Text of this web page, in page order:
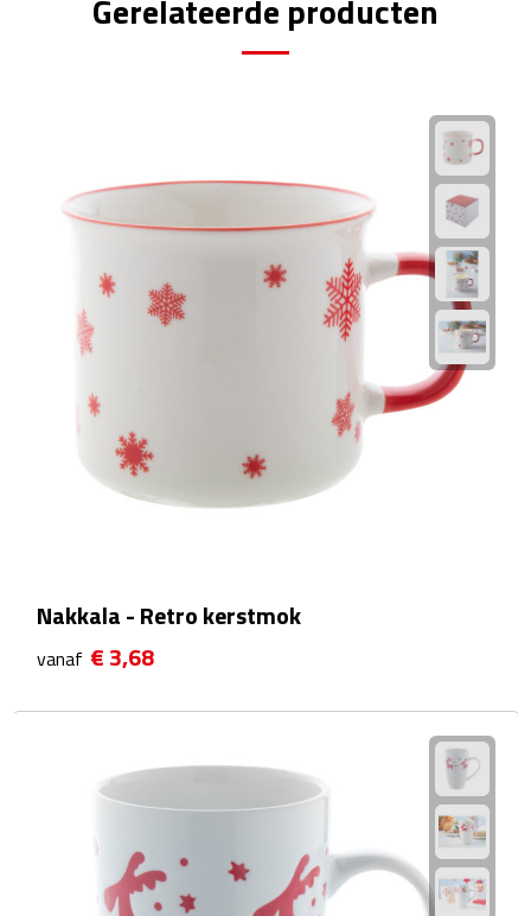
Fiets reparatiesets
Zadelhoezen
Drinkwaren
Drinkbekers
Bekers
Reisbekers
Opvouwbare drinkfles
Drinkflessen met karabijnhaak
Gerelateerde producten
Nakkala - Retro kerstmok
vanaf € 3,68